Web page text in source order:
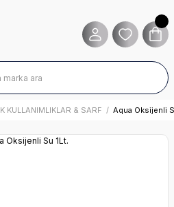
KULLANIMLIKLAR & SARF Aqua Oksijenli